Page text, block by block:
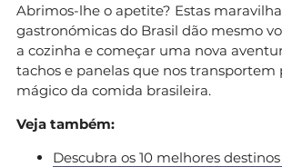
Abrimos-lhe o apetite? Estas
gastronómicas do Brasil dão mesmo
a cozinha e começar uma nova
tachos e panelas que nos transportem
mágico da comida brasileira.
Veja também:
Descubra os 10 melhores